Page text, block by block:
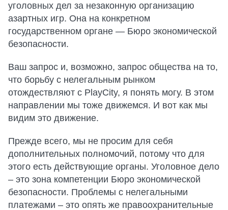
уголовных дел за незаконную организацию
азартных игр. Она на конкретном
государственном органе — Бюро экономической
безопасности.
Ваш запрос и, возможно, запрос общества на то,
что борьбу с нелегальным рынком
отождествляют с PlayCity, я понять могу. В этом
направлении мы тоже движемся. И вот как мы
видим это движение.
Прежде всего, мы не просим для себя
дополнительных полномочий, потому что для
этого есть действующие органы. Уголовное дело
– это зона компетенции Бюро экономической
безопасности. Проблемы с нелегальными
платежами – это опять же правоохранительные